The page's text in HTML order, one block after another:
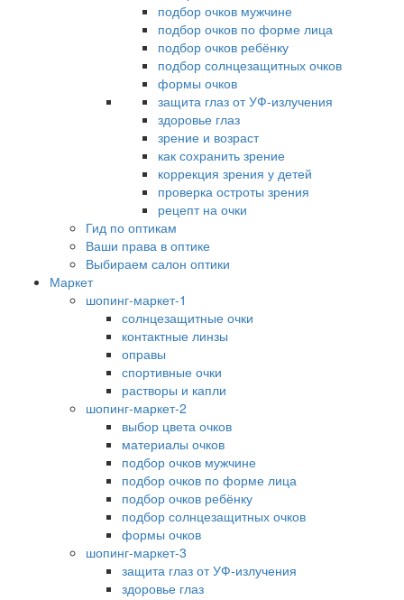
подбор очков мужчине
подбор очков по форме лица
подбор очков ребёнку
подбор солнцезащитных очков
формы очков
защита глаз от УФ-излучения
здоровье глаз
зрение и возраст
как сохранить зрение
коррекция зрения у детей
проверка остроты зрения
рецепт на очки
Гид по оптикам
Ваши права в оптике
Выбираем салон оптики
Маркет
шопинг-маркет-1
солнцезащитные очки
контактные линзы
оправы
спортивные очки
растворы и капли
шопинг-маркет-2
выбор цвета очков
материалы очков
подбор очков мужчине
подбор очков по форме лица
подбор очков ребёнку
подбор солнцезащитных очков
формы очков
шопинг-маркет-3
защита глаз от УФ-излучения
здоровье глаз